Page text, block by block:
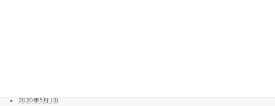
2020年5月 (3)